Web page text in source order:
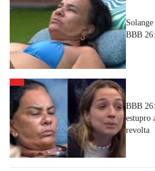
BBB
BBB
estupro
revolta